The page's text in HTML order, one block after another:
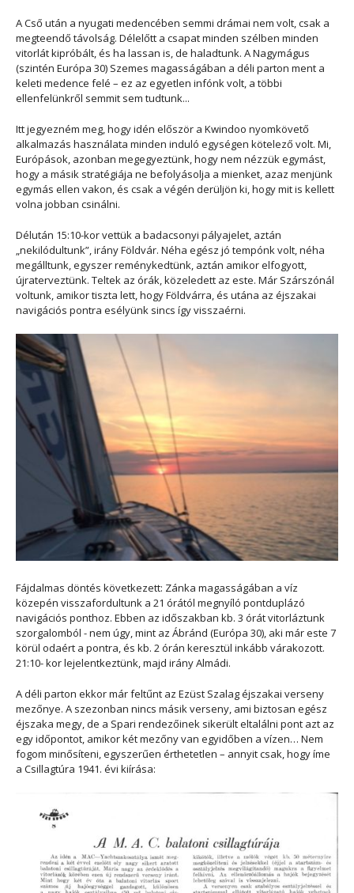
A Cső után a nyugati medencében semmi drámai nem volt, csak a
megteendő távolság. Délelőtt a csapat minden szélben minden
vitorlát kipróbált, és ha lassan is, de haladtunk. A Nagymágus
(szintén Európa 30) Szemes magasságában a déli parton ment a
keleti medence felé – ez az egyetlen infónk volt, a többi
ellenfelünkről semmit sem tudtunk...
Itt jegyezném meg, hogy idén először a Kwindoo nyomkövető
alkalmazás használata minden induló egységen kötelező volt. Mi,
Európások, azonban megegyeztünk, hogy nem nézzük egymást,
hogy a másik stratégiája ne befolyásolja a mienket, azaz menjünk
egymás ellen vakon, és csak a végén derüljön ki, hogy mit is kellett
volna jobban csinálni.
Délután 15:10-kor vettük a badacsonyi pályajelet, aztán
„nekilódultunk”, irány Földvár. Néha egész jó tempónk volt, néha
megálltunk, egyszer reménykedtünk, aztán amikor elfogyott,
újraterveztünk. Teltek az órák, közeledett az este. Már Szárszónál
voltunk, amikor tiszta lett, hogy Földvárra, és utána az éjszakai
navigációs pontra esélyünk sincs így visszaérni.
Fájdalmas döntés következett: Zánka magasságában a víz
közepén visszafordultunk a 21 órától megnyíló pontduplázó
navigációs ponthoz. Ebben az időszakban kb. 3 órát vitorláztunk
szorgalomból - nem úgy, mint az Ábránd (Európa 30), aki már este 7
körül odaért a pontra, és kb. 2 órán keresztül inkább várakozott.
21:10- kor lejelentkeztünk, majd irány Almádi.
A déli parton ekkor már feltűnt az Ezüst Szalag éjszakai verseny
mezőnye. A szezonban nincs másik verseny, ami biztosan egész
éjszaka megy, de a Spari rendezőinek sikerült eltalálni pont azt az
egy időpontot, amikor két mezőny van egyidőben a vízen… Nem
fogom minősíteni, egyszerűen érthetetlen – annyit csak, hogy íme
a Csillagtúra 1941. évi kiírása: